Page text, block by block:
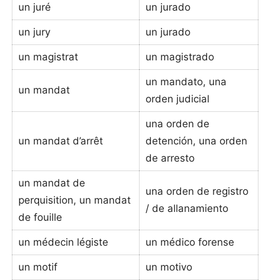
un juré un jurado
un jury un jurado
un magistrat un magistrado
un mandat
un mandato, una
orden judicial
un mandat d’arrêt
una orden de
detención, una orden
de arresto
un mandat de
perquisition, un mandat
de fouille
una orden de registro
/ de allanamiento
un médecin légiste un médico forense
un motif un motivo